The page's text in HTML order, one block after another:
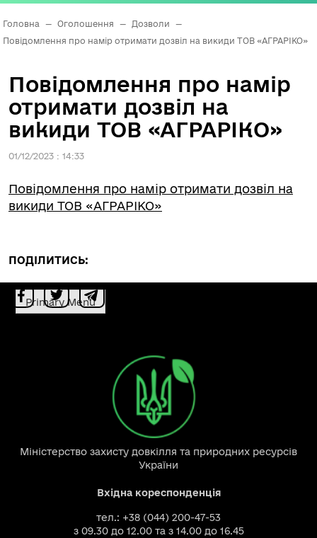
Головна — Оголошення — Дозволи
—
Повідомлення про намір отримати дозвіл на викиди ТОВ «АГРАРІКО»
Повідомлення про намір
отримати дозвіл на
викиди ТОВ «АГРАРІКО»
01/12/2023 : 14:33
Повідомлення про намір отримати дозвіл на
викиди ТОВ «АГРАРІКО»
ПОДІЛИТИСЬ:
Primary Menu
Міністерство захисту довкілля та природних ресурсів
України
Вхідна кореспонденція
тел.: +38 (044) 200-47-53
з 09.30 до 12.00 та з 14.00 до 16.45